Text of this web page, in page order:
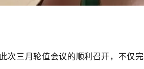
三月轮值会议的顺利召开，不仅完